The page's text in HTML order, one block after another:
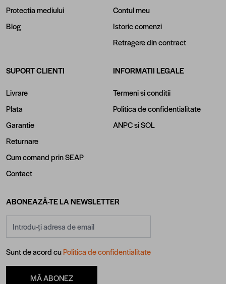
Protectia mediului
Blog
Contul meu
Istoric comenzi
Retragere din contract
SUPORT CLIENTI
Livrare
Plata
Garantie
Returnare
Cum comand prin SEAP
Contact
INFORMATII LEGALE
Termeni si conditii
Politica de confidentialitate
ANPCsiSOL
ABONEAZĂ-TE LA NEWSLETTER
Sunt de acord cuPolitica de confidentialitate
MĂ ABONEZ